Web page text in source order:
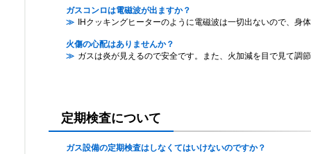
ガスコンロは電磁波が出ますか？
IHクッキングヒーターのように電磁波は一切出ないので、身
火傷の心配はありませんか？
ガスは炎が見えるので安全です。また、火加減を目で見て調
定期検査について
ガス設備の定期検査はしなくてはいけないのですか？